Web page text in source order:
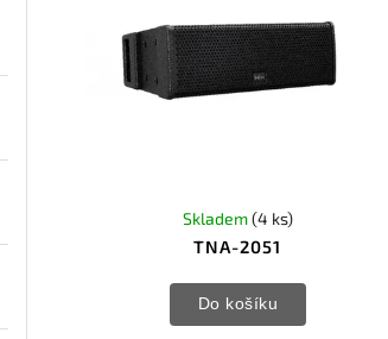
TNA-2051
Skladem(4 ks)
Do košíku